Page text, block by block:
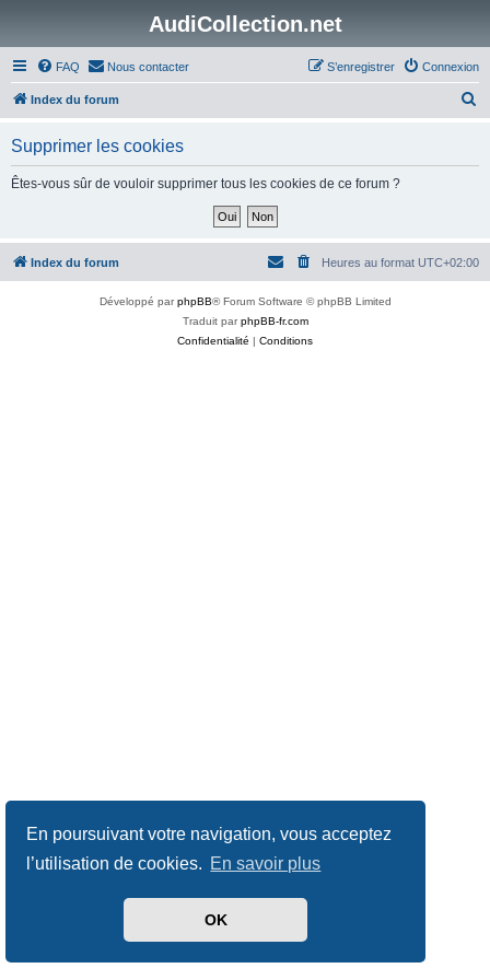
En poursuivant votre navigation, vous acceptez
l’utilisation de cookies. En savoir plus
OK
AudiCollection.net
FAQ Nous contacter Connexion
S’enregistrer
Index du forum
h
Supprimer les cookies
Êtes-vous sûr de vouloir supprimer tous les cookies de ce forum ?
Index du forum Heures au format UTC+02:00
Développé parphpBB® Forum Software © phpBB Limited
Traduit parphpBB-fr.com
Confidentialité | Conditions